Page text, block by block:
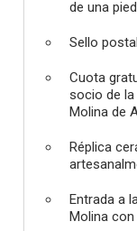
de una
Sello
Cuota
socio de
Molina de
Réplica
Entrada a
Molina